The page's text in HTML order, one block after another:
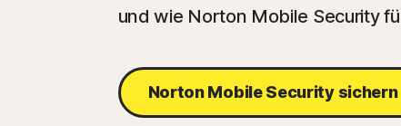
und wie Norton Mobile Security
Norton Mobile Security sichern